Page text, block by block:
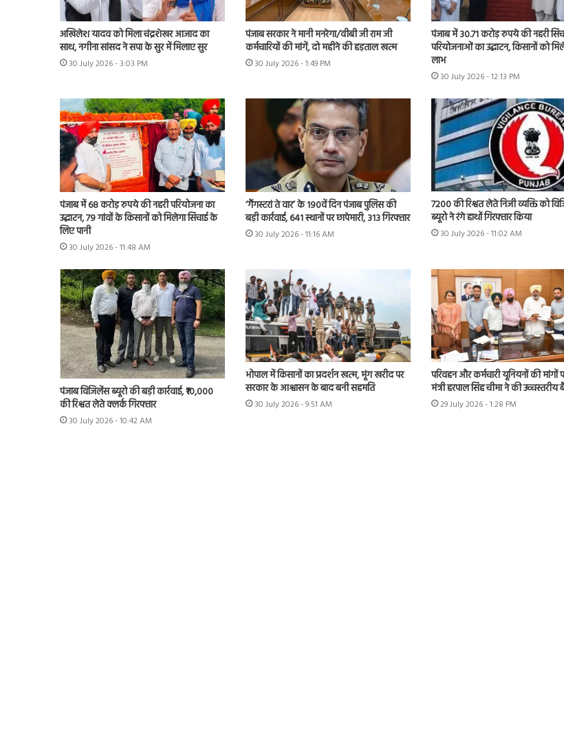
अखिलेश यादव को मिला चंद्रशेखर आजाद का
साथ, नगीना सांसद ने सपा के सुर में मिलाए सुर
30 July 2026 - 3:03 PM
पंजाब सरकार ने मानी मनरेगा/वीबी जी राम जी
कर्मचारियों की मांगें, दो महीने की हड़ताल खत्म
30 July 2026 - 1:49 PM
पंजाब में 30.71 करोड़ रुपये की नहरी
परियोजनाओं का उद्घाटन, किसानों को
लाभ
30 July 2026 - 12:13 PM
पंजाब में 68 करोड़ रुपये की नहरी परियोजना का
उद्घाटन, 79 गांवों के किसानों को मिलेगा सिंचाई के
लिए पानी
30 July 2026 - 11:48 AM
‘गैंगस्टरां ते वार’ के 190वें दिन पंजाब पुलिस की
बड़ी कार्रवाई, 641 स्थानों पर छापेमारी, 313 गिरफ्तार
30 July 2026 - 11:16 AM
7200 की रिश्वत लेते निजी व्यक्ति को
ब्यूरो ने रंगे हाथों गिरफ्तार किया
30 July 2026 - 11:02 AM
पंजाब विजिलेंस ब्यूरो की बड़ी कार्रवाई, ₹10,000
की रिश्वत लेते क्लर्क गिरफ्तार
30 July 2026 - 10:42 AM
भोपाल में किसानों का प्रदर्शन खत्म, मूंग खरीद पर
सरकार के आश्वासन के बाद बनी सहमति
30 July 2026 - 9:51 AM
परिवहन और कर्मचारी यूनियनों की मांगों
मंत्री हरपाल सिंह चीमा ने की
29 July 2026 - 1:28 PM